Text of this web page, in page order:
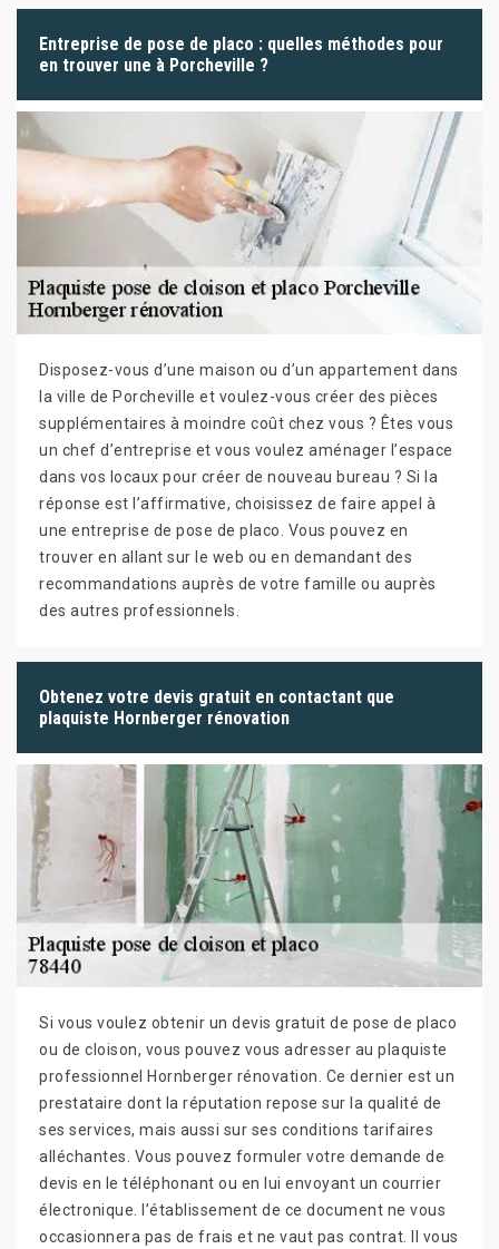
Entreprise de pose de placo : quelles méthodes pour
en trouver une à Porcheville ?
Disposez-vous d’une maison ou d’un appartement dans
la ville de Porcheville et voulez-vous créer des pièces
supplémentaires à moindre coût chez vous ? Êtes vous
un chef d’entreprise et vous voulez aménager l’espace
dans vos locaux pour créer de nouveau bureau ? Si la
réponse est l’affirmative, choisissez de faire appel à
une entreprise de pose de placo. Vous pouvez en
trouver en allant sur le web ou en demandant des
recommandations auprès de votre famille ou auprès
des autres professionnels.
Obtenez votre devis gratuit en contactant que
plaquiste Hornberger rénovation
Si vous voulez obtenir un devis gratuit de pose de placo
ou de cloison, vous pouvez vous adresser au plaquiste
professionnel Hornberger rénovation. Ce dernier est un
prestataire dont la réputation repose sur la qualité de
ses services, mais aussi sur ses conditions tarifaires
alléchantes. Vous pouvez formuler votre demande de
devis en le téléphonant ou en lui envoyant un courrier
électronique. l’établissement de ce document ne vous
occasionnera pas de frais et ne vaut pas contrat. Il vous